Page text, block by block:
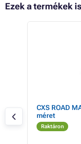
Ezek a termékek
CXS ROAD
méret
Raktáron